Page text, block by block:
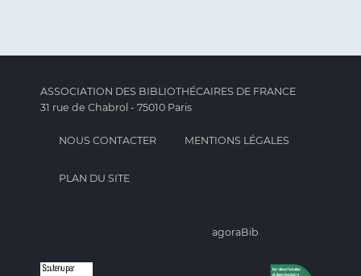
ASSOCIATION DES BIBLIOTHÉCAIRES DE FRANCE
31 rue de Chabrol - 75010 Paris
NOUS CONTACTER MENTIONS LÉGALES
PLAN DU SITE
agoraBib